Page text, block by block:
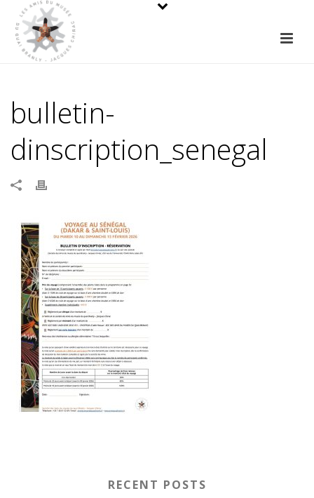
bulletin-
dinscription_senegal
RECENT POSTS